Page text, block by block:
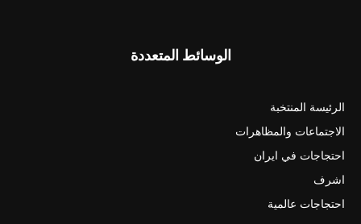
الوسائط المتعددة
الرئيسة المنتخبة
الاجتماعات والمظاهرات
احتجاجات في ايران
اشرف
احتجاجات عالمية